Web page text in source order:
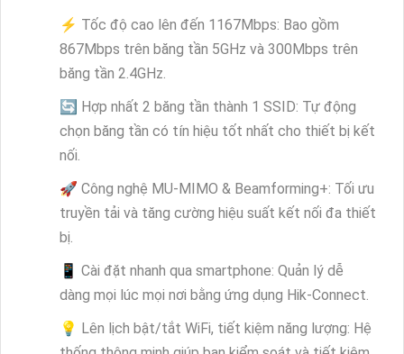
⚡ Tốc độ cao lên đến 1167Mbps: Bao gồm
867Mbps trên băng tần 5GHz và 300Mbps trên
băng tần 2.4GHz.
🔄 Hợp nhất 2 băng tần thành 1 SSID: Tự động
chọn băng tần có tín hiệu tốt nhất cho thiết bị kết
nối.
🚀 Công nghệ MU-MIMO & Beamforming+: Tối ưu
truyền tải và tăng cường hiệu suất kết nối đa thiết
bị.
📱 Cài đặt nhanh qua smartphone: Quản lý dễ
dàng mọi lúc mọi nơi bằng ứng dụng Hik-Connect.
💡 Lên lịch bật/tắt WiFi, tiết kiệm năng lượng: Hệ